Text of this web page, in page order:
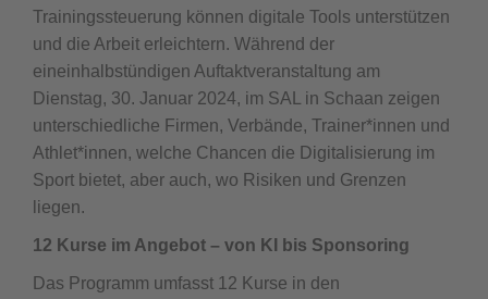
Trainingssteuerung können digitale Tools unterstützen
und die Arbeit erleichtern. Während der
eineinhalbstündigen Auftaktveranstaltung am
Dienstag, 30. Januar 2024, im SAL in Schaan zeigen
unterschiedliche Firmen, Verbände, Trainer*innen und
Athlet*innen, welche Chancen die Digitalisierung im
Sport bietet, aber auch, wo Risiken und Grenzen
liegen.
12 Kurse im Angebot – von KI bis Sponsoring
Das Programm umfasst 12 Kurse in den